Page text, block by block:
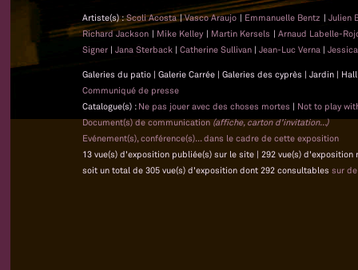
Artiste(s) :Scoli Acosta|Vasco Araujo | Emmanuelle Bentz |Julien
Richard Jackson | Mike Kelley | Martin Kersels |Arnaud Labelle-
Signer | Jana Sterback | Catherine Sullivan | Jean-Luc Verna |
Galeries du patio | Galerie Carrée | Galeries des cyprès | Jardin |
Communiqué de presse
Catalogue(s) : Ne pas jouer avec des choses mortes | Not to play
Document(s) de communication(affiche, carton d'invitation...)
Evénement(s), conférence(s)... dans le cadre de cette exposition
13 vue(s) d'exposition publiée(s) sur le site | 292 vue(s) d'exposition
soit un total de 305 vue(s) d'exposition dont 292 consultables sur